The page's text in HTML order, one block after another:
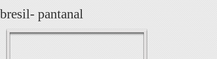
bresil- pantanal